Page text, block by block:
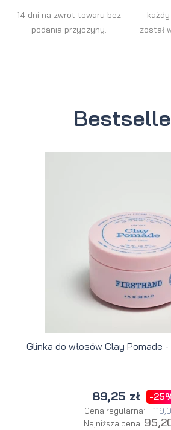
14 dni na zwrot towaru bez
podania przyczyny.
został
Glinka do włosów Clay Pomade
89,25 zł -
Cena regularna:
Najniższa cena: